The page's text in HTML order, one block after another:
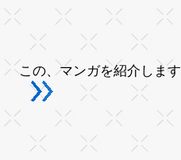
この、マンガを紹介します